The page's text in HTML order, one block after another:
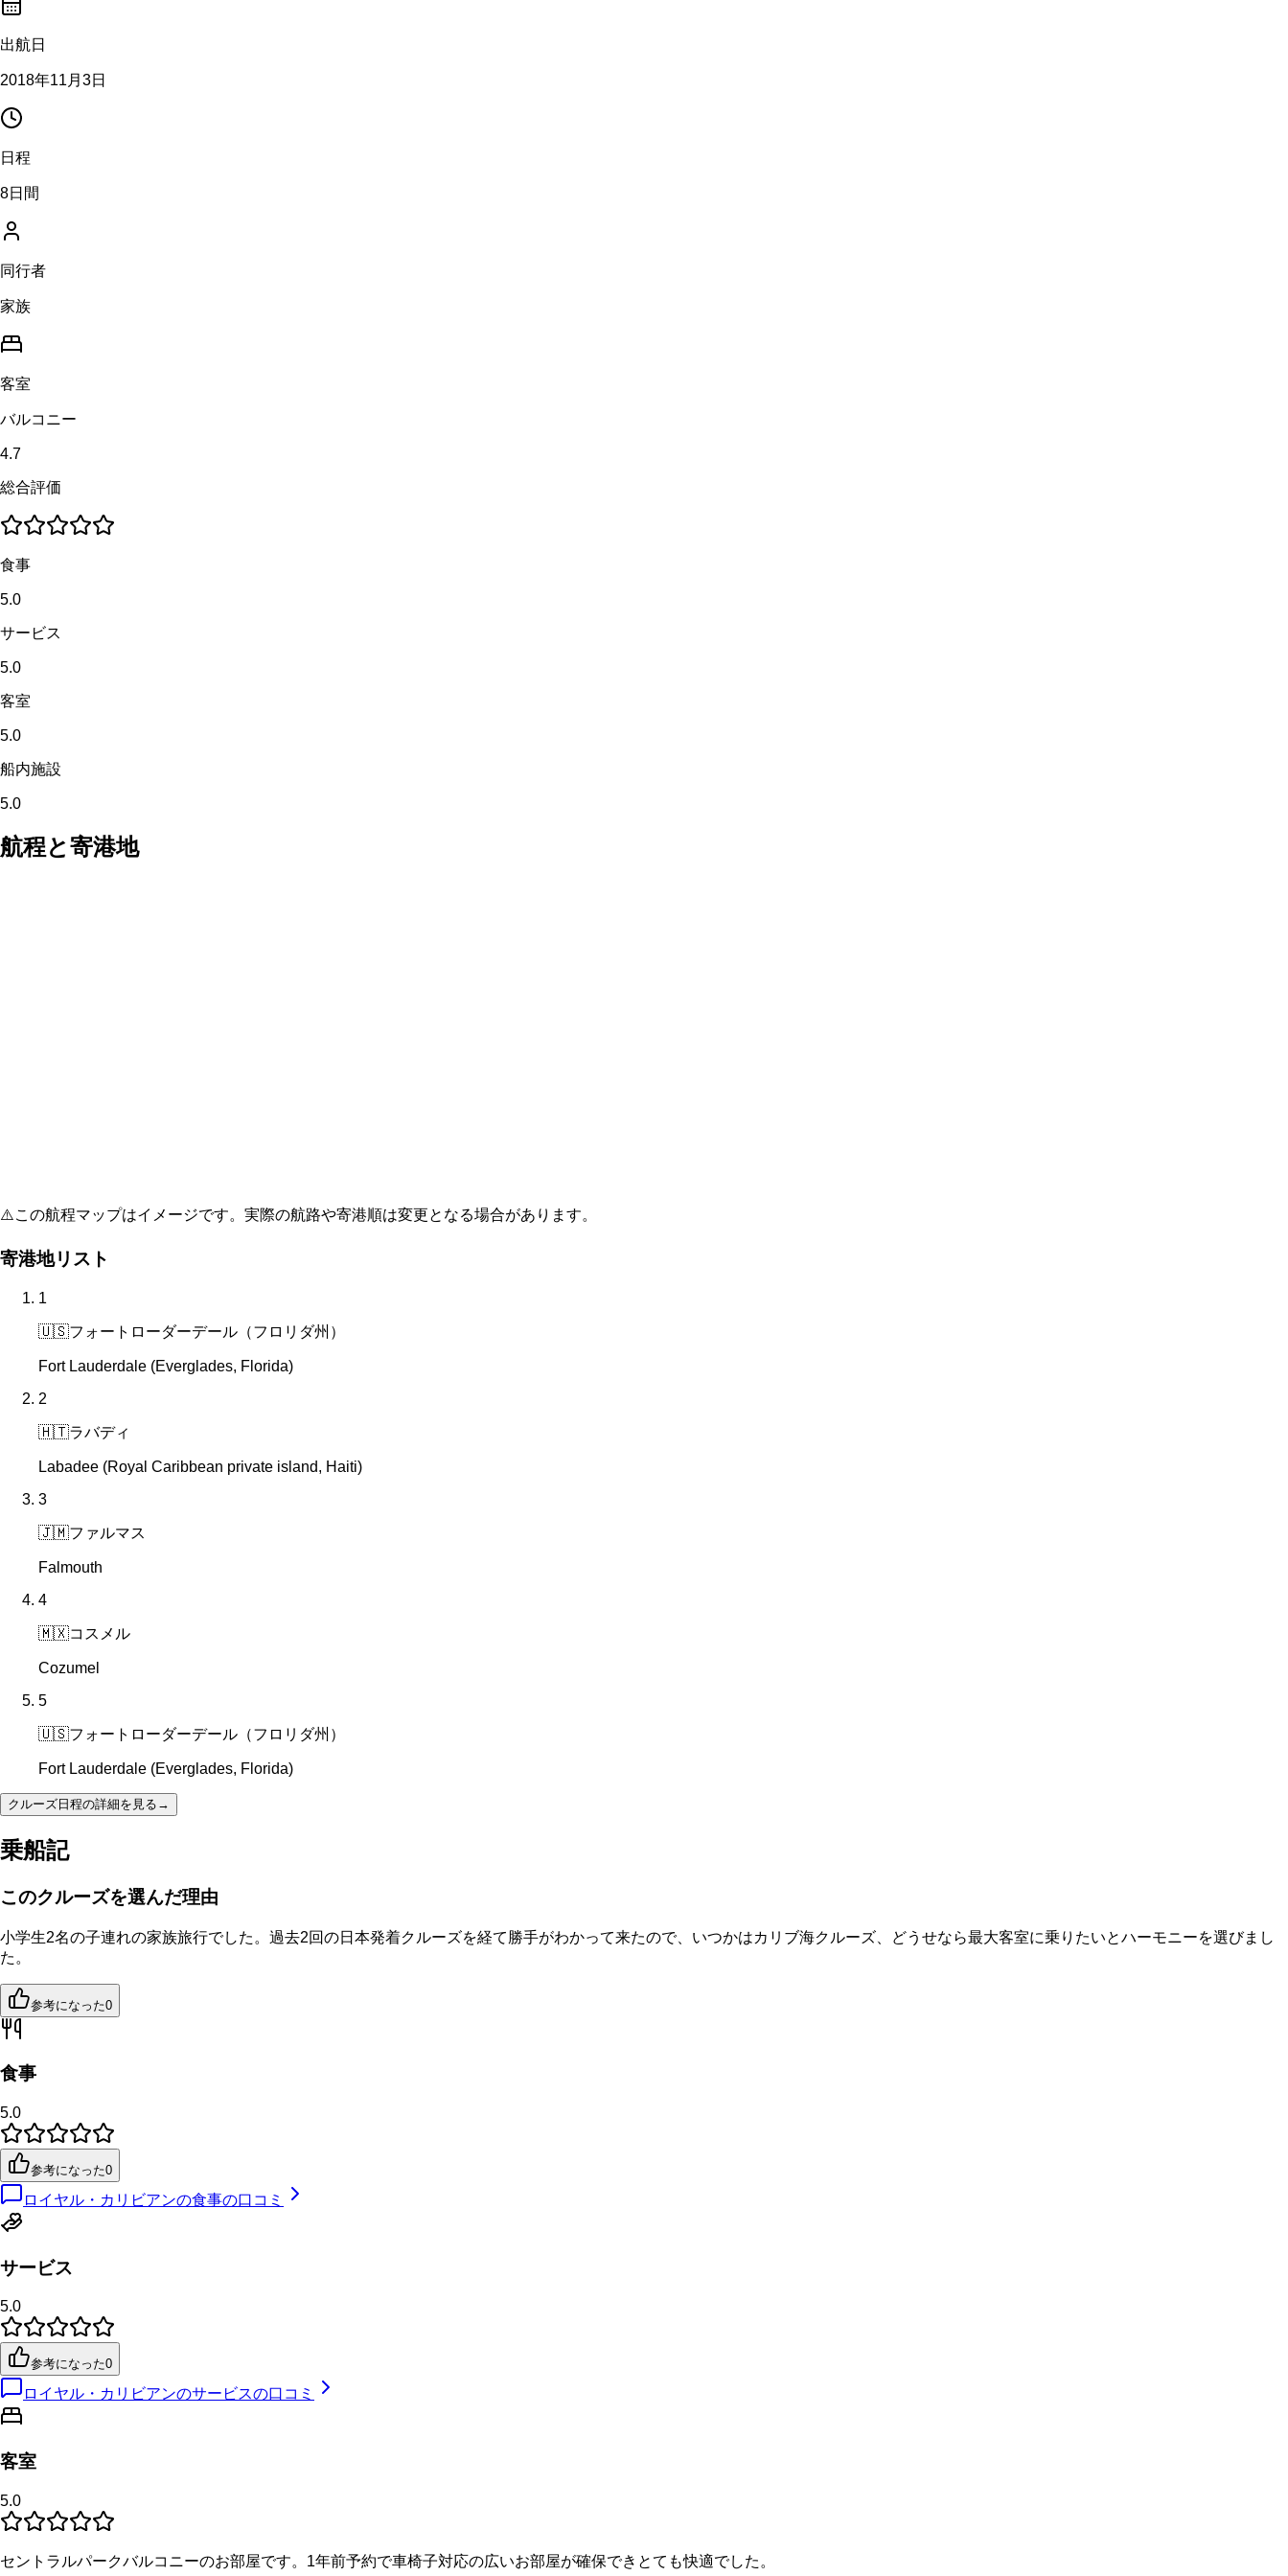
出航日
2018年11月3日
日程
8日間
同行者
家族
客室
バルコニー
4.7
総合評価
食事
5.0
サービス
5.0
客室
5.0
船内施設
5.0
航程と寄港地
⚠️この航程マップはイメージです。実際の航路や寄港順は変更となる場合があります。
寄港地リスト
1
🇺🇸フォートローダーデール（フロリダ州）
Fort Lauderdale (Everglades, Florida)
2
🇭🇹ラバディ
Labadee (Royal Caribbean private island, Haiti)
3
🇯🇲ファルマス
Falmouth
4
🇲🇽コスメル
Cozumel
5
🇺🇸フォートローダーデール（フロリダ州）
Fort Lauderdale (Everglades, Florida)
クルーズ日程の詳細を見る →
乗船記
このクルーズを選んだ理由
小学生2名の子連れの家族旅行でした。過去2回の日本発着クルーズを経て勝手がわかって来たので、いつかはカリブ海クルーズ、どうせなら最大客室に乗りたいとハーモニーを選びまし
た。
参考になった0
食事
5.0
参考になった0
ロイヤル・カリビアンの食事の口コミ
サービス
5.0
参考になった0
ロイヤル・カリビアンのサービスの口コミ
客室
5.0
セントラルパークバルコニーのお部屋です。1年前予約で車椅子対応の広いお部屋が確保できとても快適でした。